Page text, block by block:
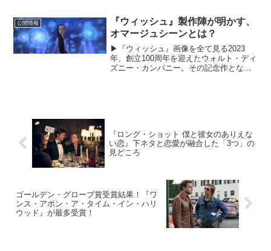
開されることが決定した。前作に引き続
き監督を...
公開情報
『ウィッシュ』製作陣が明かす、
オマージュシーンとは？
▶︎『ウィッシュ』画像を全て見る2023
年、創立100周年を迎えたウォルト・ディ
ズニー・カンパニー。その記念作となる
『ロング・ショット 僕と彼女のありえな
い恋』下ネタと恋愛が融合した「3つ」の
見どころ
ゴールデン・グローブ賞受賞結果！『ワ
ンス・アポン・ア・タイム・イン・ハリ
ウッド』が最多受賞！